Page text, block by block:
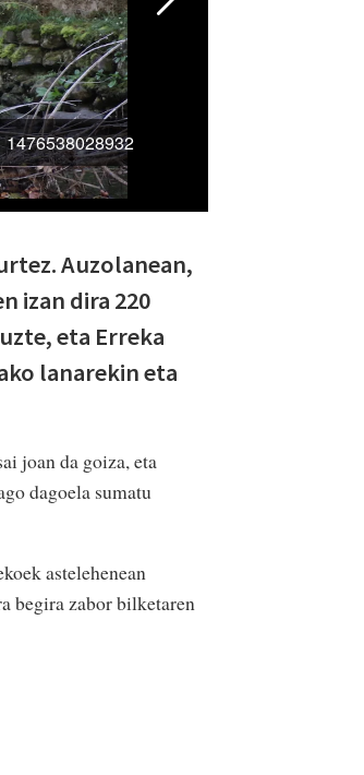
Auzolanean,
izan dira 220
eta Erreka
lanarekin eta
joan da goiza, eta
dagoela sumatu
astelehenean
begira zabor bilketaren